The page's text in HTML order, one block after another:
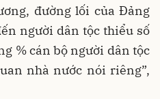
đường lối của Đảng
người dân tộc thiểu số
% cán bộ người dân tộc
nhà nước nói riêng”,